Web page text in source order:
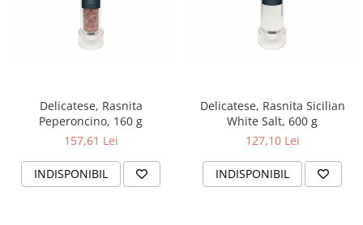
Delicatese, Rasnita
Peperoncino, 160 g
157,61 Lei
INDISPONIBIL
Delicatese, Rasnita Sicilian
White Salt, 600 g
127,10 Lei
INDISPONIBIL